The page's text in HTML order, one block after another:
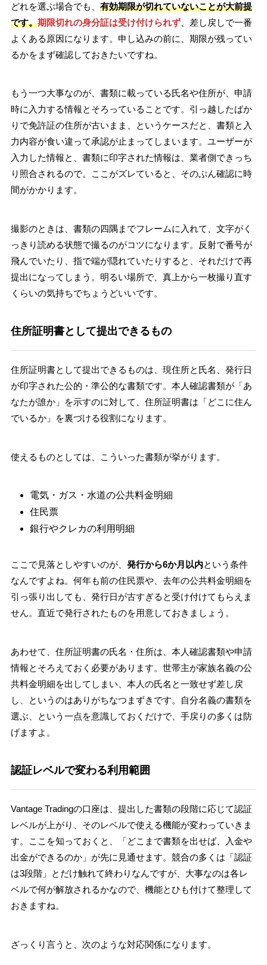
どれを選ぶ場合でも、 有効期限が切れていないことが大前提
です。期限切れの身分証は受け付けられず、差し戻しで一番
よくある原因になります。申し込みの前に、期限が残ってい
るかをまず確認しておきたいですね。
もう一つ大事なのが、書類に載っている氏名や住所が、申請
時に入力する情報とそろっていることです。引っ越したばか
りで免許証の住所が古いまま、というケースだと、書類と入
力内容が食い違って承認が止まってしまいます。ユーザーが
入力した情報と、書類に印字された情報は、業者側できっち
り照合されるので。ここがズレていると、そのぶん確認に時
間がかかります。
撮影のときは、書類の四隅までフレームに入れて、文字がく
っきり読める状態で撮るのがコツになります。反射で番号が
飛んでいたり、指で端が隠れていたりすると、それだけで再
提出になってしまう。明るい場所で、真上から一枚撮り直す
くらいの気持ちでちょうどいいです。
住所証明書として提出できるもの
住所証明書として提出できるものは、現住所と氏名、発行日
が印字された公的・準公的な書類です。本人確認書類が「あ
なたが誰か」を示すのに対して、住所証明書は「どこに住ん
でいるか」を裏づける役割になります。
使えるものとしては、こういった書類が挙がります。
電気・ガス・水道の公共料金明細
住民票
銀行やクレカの利用明細
ここで見落としやすいのが、 発行から6か月以内という条件
なんですよね。何年も前の住民票や、去年の公共料金明細を
引っ張り出しても、発行日が古すぎると受け付けてもらえま
せん。直近で発行されたものを用意しておきましょう。
あわせて、住所証明書の氏名・住所は、本人確認書類や申請
情報とそろえておく必要があります。世帯主が家族名義の公
共料金明細を出してしまい、本人の氏名と一致せず差し戻
し、というのはありがちなつまずきです。自分名義の書類を
選ぶ、という一点を意識しておくだけで、手戻りの多くは防
げますよ。
認証レベルで変わる利用範囲
Vantage Tradingの口座は、提出した書類の段階に応じて認証
レベルが上がり、そのレベルで使える機能が変わっていきま
す。ここを知っておくと、「どこまで書類を出せば、入金や
出金ができるのか」が先に見通せます。競合の多くは「認証
は3段階」とだけ触れて終わりなんですが、大事なのは各レ
ベルで何が解放されるかなので、機能とひも付けて整理して
おきますね。
ざっくり言うと、次のような対応関係になります。